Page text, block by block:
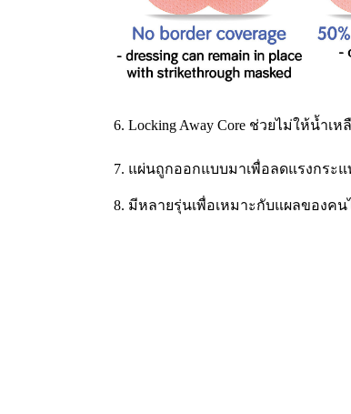
6. Locking Away Core ช่วยไม่ให้น้ำ
7. แผ่นถูกออกแบบมาเพื่อลดแรงกระ
8. มีหลายรุ่นเพื่อเหมาะกับแผลของค